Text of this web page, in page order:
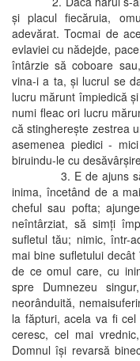
şi placul fiecăruia,
adevărat. Tocmai de
evlaviei cu nădejde,
întârzie să coboare
vina-i a ta, şi lucrul se
lucru mărunt împiedică
numi fleac ori lucru
că stinghereşte zestrea
asemenea piedici -
biruindu-le cu
3. E de ajuns să te
inima, încetând de a
cheful sau pofta;
neîntârziat, să simţi
sufletul tău; nimic, într-
mai bine sufletului
de ce omul care, cu
spre Dumnezeu
neorânduită,
la făpturi, acela va fi
ceresc, cel mai
Domnul îşi revarsă